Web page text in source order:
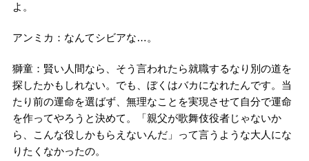
よ。
アンミカ：なんてシビアな…。
獅童：賢い人間なら、そう言われたら就職するなり別の道を
探したかもしれない。でも、ぼくはバカになれたんです。当
たり前の運命を選ばず、無理なことを実現させて自分で運命
を作ってやろうと決めて。「親父が歌舞伎役者じゃないか
ら、こんな役しかもらえないんだ」って言うような大人にな
りたくなかったの。